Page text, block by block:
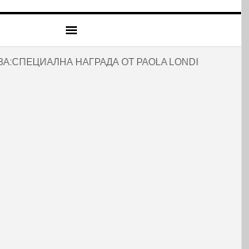
НАГРАДА ОТ PAOLA LONDI